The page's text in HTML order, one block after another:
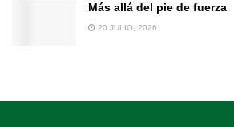
Más allá del pie de fuerza
20 JULIO, 2026